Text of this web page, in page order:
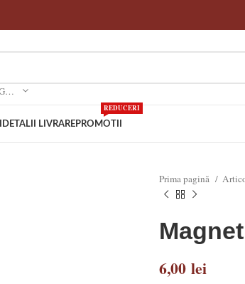
SELECTEAZA O CATEGORIE
DETALII LIVRAREPROMOTII
REDUCERI
Prima pagină
6,00 lei